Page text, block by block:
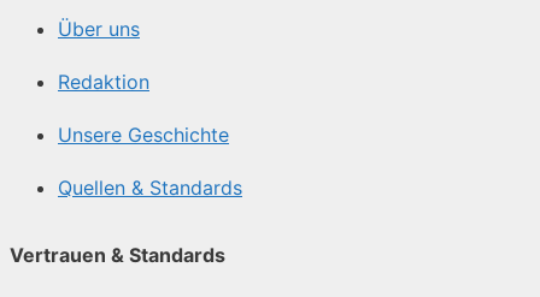
Über uns
Redaktion
Unsere Geschichte
Quellen & Standards
Vertrauen & Standards